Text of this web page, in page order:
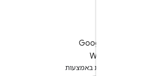
לניסיון של Google
Workspace
שיפור הפרודוקטיביות באמצעות